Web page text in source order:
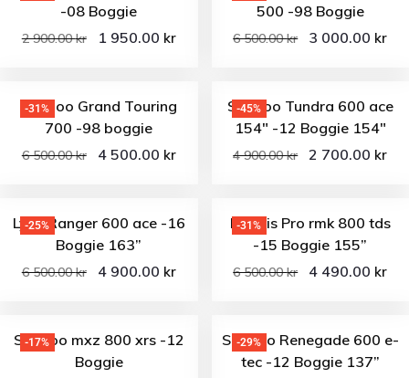
-08 Boggie
2 900.00kr 1 950.00 kr
500 -98 Boggie
6 500.00kr 3 000.00 kr
-31%
Ski-doo Grand Touring
700 -98 boggie
6 500.00kr 4 500.00 kr
-45%
Ski-doo Tundra 600 ace
154″ -12 Boggie 154″
4 900.00kr 2 700.00 kr
-25%
Lynx Ranger 600 ace -16
Boggie 163”
6 500.00kr 4 900.00 kr
-31%
Polaris Pro rmk 800 tds
-15 Boggie 155”
6 500.00kr 4 490.00 kr
-17%
Ski-doo mxz 800 xrs -12
Boggie
-29%
Ski-doo Renegade 600 e-
tec -12 Boggie 137”